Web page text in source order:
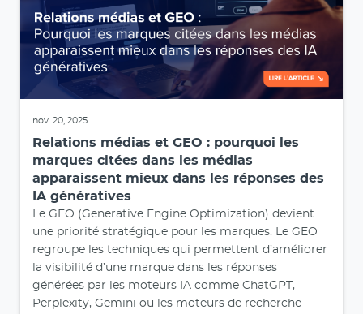
nov. 20, 2025
Relations médias et GEO : pourquoi les
marques citées dans les médias
apparaissent mieux dans les réponses des
IA génératives
Le GEO (Generative Engine Optimization) devient
une priorité stratégique pour les marques. Le GEO
regroupe les techniques qui permettent d’améliorer
la visibilité d’une marque dans les réponses
générées par les moteurs IA comme ChatGPT,
Perplexity, Gemini ou les moteurs de recherche